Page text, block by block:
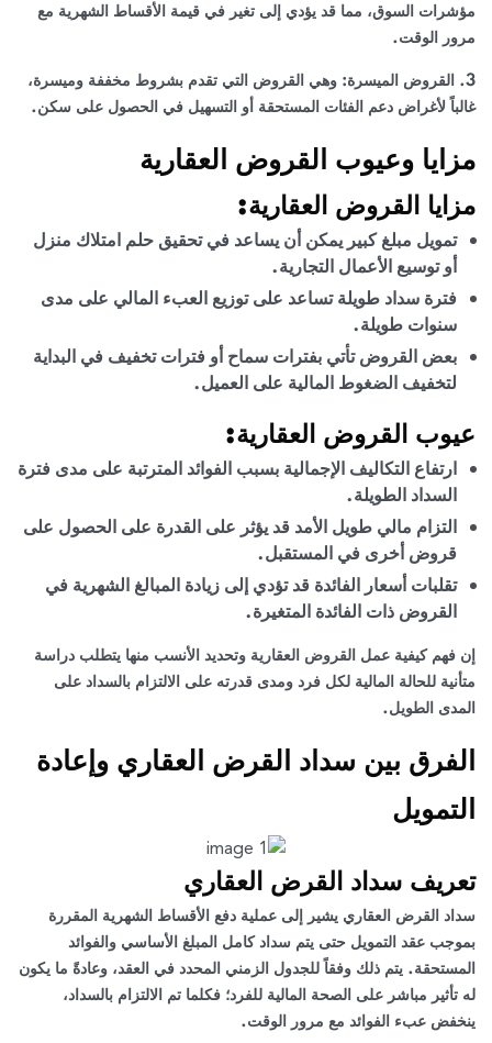
مؤشرات السوق، مما قد يؤدي إلى تغير في قيمة الأقساط الشهرية مع
مرور الوقت.
3. القروض الميسرة: وهي القروض التي تقدم بشروط مخففة وميسرة،
غالباً لأغراض دعم الفئات المستحقة أو التسهيل في الحصول على سكن.
مزايا وعيوب القروض العقارية
مزايا القروض العقارية:
تمويل مبلغ كبير يمكن أن يساعد في تحقيق حلم امتلاك منزل
أو توسيع الأعمال التجارية.
فترة سداد طويلة تساعد على توزيع العبء المالي على مدى
سنوات طويلة.
بعض القروض تأتي بفترات سماح أو فترات تخفيف في البداية
لتخفيف الضغوط المالية على العميل.
عيوب القروض العقارية:
ارتفاع التكاليف الإجمالية بسبب الفوائد المترتبة على مدى فترة
السداد الطويلة.
التزام مالي طويل الأمد قد يؤثر على القدرة على الحصول على
قروض أخرى في المستقبل.
تقلبات أسعار الفائدة قد تؤدي إلى زيادة المبالغ الشهرية في
القروض ذات الفائدة المتغيرة.
إن فهم كيفية عمل القروض العقارية وتحديد الأنسب منها يتطلب دراسة
متأنية للحالة المالية لكل فرد ومدى قدرته على الالتزام بالسداد على
المدى الطويل.
الفرق بين سداد القرض العقاري وإعادة
التمويل
تعريف سداد القرض العقاري
سداد القرض العقاري يشير إلى عملية دفع الأقساط الشهرية المقررة
بموجب عقد التمويل حتى يتم سداد كامل المبلغ الأساسي والفوائد
المستحقة. يتم ذلك وفقاً للجدول الزمني المحدد في العقد، وعادةً ما يكون
له تأثير مباشر على الصحة المالية للفرد؛ فكلما تم الالتزام بالسداد،
ينخفض عبء الفوائد مع مرور الوقت.